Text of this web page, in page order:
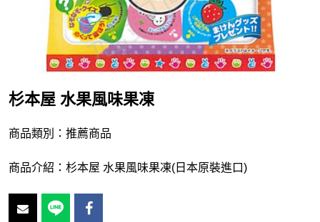
杉本屋 水果風味果凍
商品類別：推薦商品
商品介紹：杉本屋 水果風味果凍(日本原裝進口)